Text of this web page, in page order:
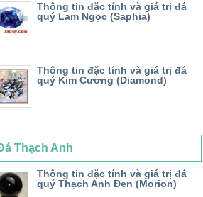
Thông tin đặc tính và giá trị đá
quý Lam Ngọc (Saphia)
Thông tin đặc tính và giá trị đá
quý Kim Cương (Diamond)
Thạch Anh
Thông tin đặc tính và giá trị đá
quý Thạch Anh Đen (Morion)